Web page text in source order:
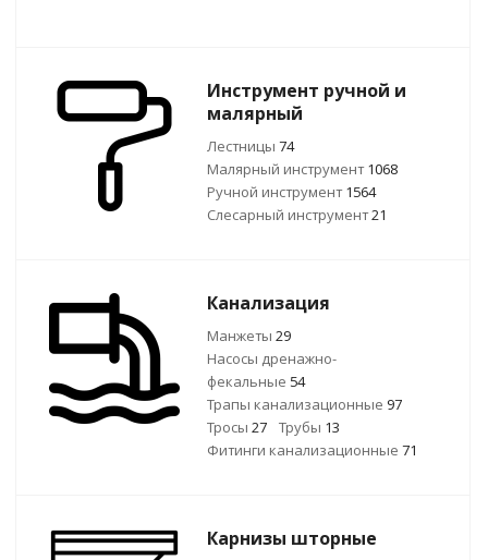
Инструмент ручной и
малярный
Лестницы 74
Малярный инструмент1068
Ручной инcтрумент1564
Слесарный инструмент21
Канализация
Манжеты 29
Насосы дренажно-
фекальные 54
Трапы канализационные 97
Тросы 27 Трубы 13
Фитинги канализационные 71
Карнизы шторные